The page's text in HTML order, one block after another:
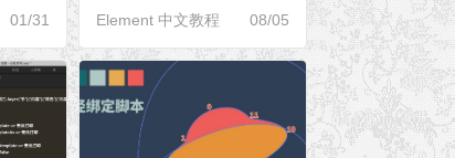
01/31 Element 中文教程 08/05